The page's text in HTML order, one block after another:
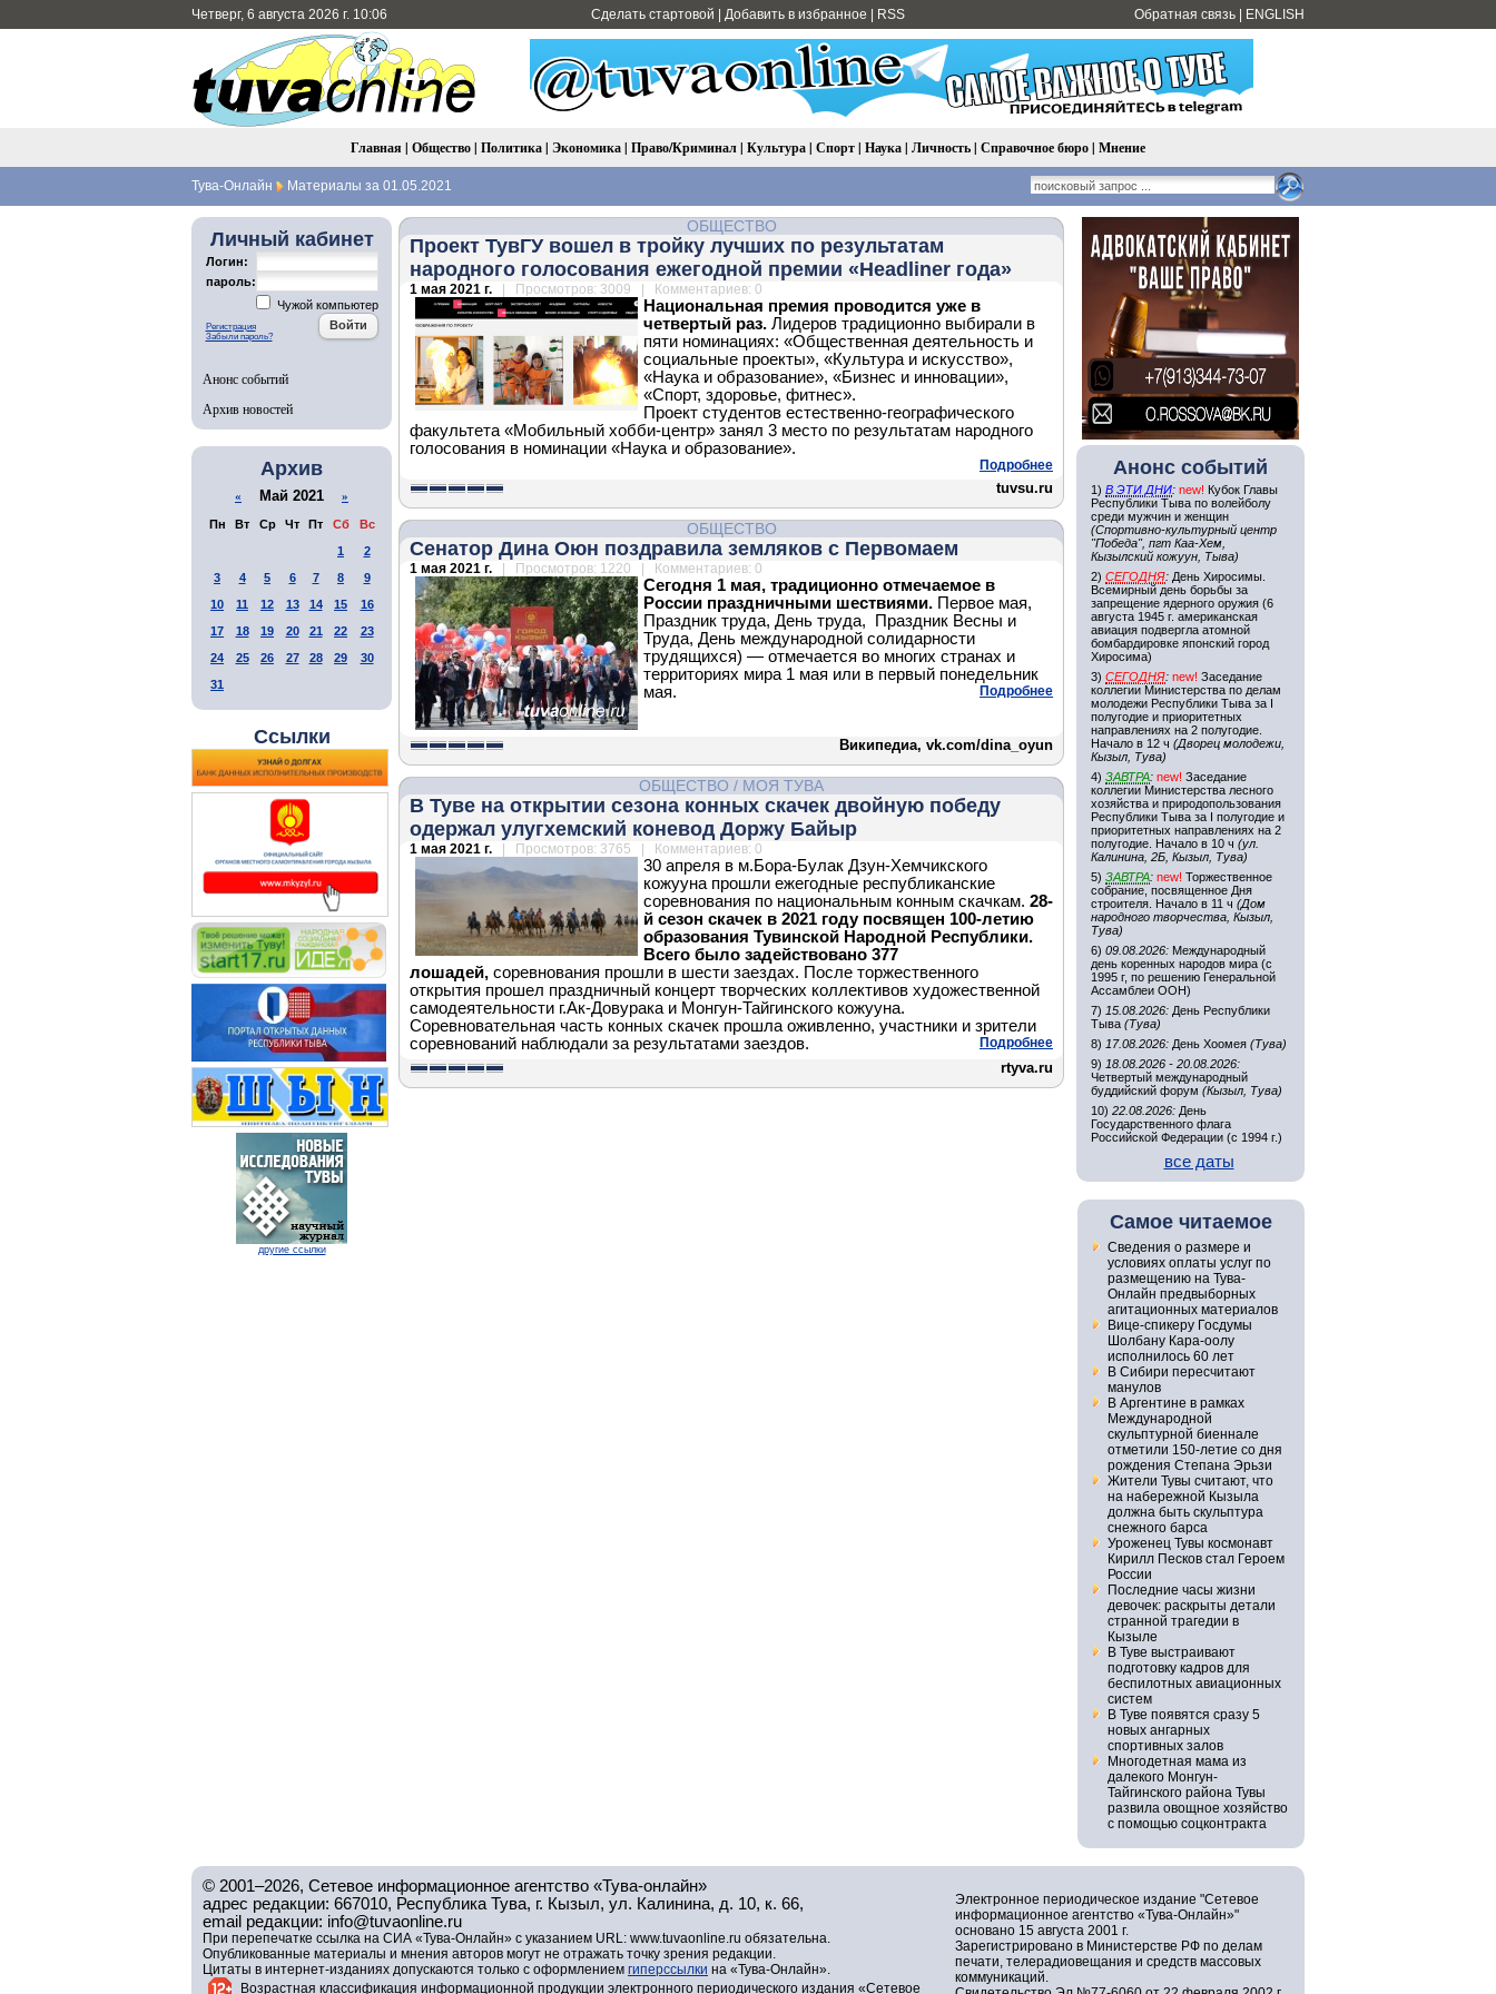
Четверг, 6 августа 2026 г. 10:06 Сделать стартовой Добавить в избранное RSS Обратная связь ENGLISH
Главная | Общество| Политика| Экономика| Право/Криминал| Культура| Спорт| Наука| Личность| Справочное бюро| Мнение
Тува-Онлайн Материалы за 01.05.2021
Личный кабинет
Логин:
пароль:
Чужой компьютер
Регистрация
Забыли пароль?
Анонс событий
Архив новостей
Архив
« Май 2021 »
Пн Вт Ср Чт Пт Сб
Вс
1
2
3
4 5 6 7 8
9
10
11 12 13 14 15
16
17
18 19 20 21 22
23
24
25 26 27 28 29
30
31
Ссылки
другие ссылки
ОБЩЕСТВО
Проект ТувГУ вошел в тройку лучших по результатам
народного голосования ежегодной премии «Headliner года»
1 мая 2021 г. | Просмотров: 3009 | Комментариев: 0
Национальная премия проводится уже в
четвертый раз. Лидеров традиционно выбирали в
пяти номинациях: «Общественная деятельность и
социальные проекты», «Культура и искусство»,
«Наука и образование», «Бизнес и инновации»,
«Спорт, здоровье, фитнес».
Проект студентов естественно-географического
факультета «Мобильный хобби-центр» занял 3 место по результатам народного
голосования в номинации «Наука и образование».
Подробнее
tuvsu.ru
ОБЩЕСТВО
Сенатор Дина Оюн поздравила земляков с Первомаем
1 мая 2021 г. | Просмотров: 1220 | Комментариев: 0
Сегодня 1 мая, традиционно отмечаемое в
России праздничными шествиями. Первое мая,
Праздник труда, День труда, Праздник Весны и
Труда, День международной солидарности
трудящихся) — отмечается во многих странах и
территориях мира 1 мая или в первый понедельник
мая.
Подробнее
Википедиа, vk.com/dina_oyun
ОБЩЕСТВО / МОЯ ТУВА
В Туве на открытии сезона конных скачек двойную победу
одержал улугхемский коневод Доржу Байыр
1 мая 2021 г. | Просмотров: 3765 | Комментариев: 0
30 апреля в м.Бора-Булак Дзун-Хемчикского
кожууна прошли ежегодные республиканские
соревнования по национальным конным скачкам. 28-
й сезон скачек в 2021 году посвящен 100-летию
образования Тувинской Народной Республики.
Всего было задействовано 377
лошадей, соревнования прошли в шести заездах. После торжественного
открытия прошел праздничный концерт творческих коллективов художественной
самодеятельности г.Ак-Довурака и Монгун-Тайгинского кожууна.
Соревновательная часть конных скачек прошла оживленно, участники и зрители
соревнований наблюдали за результатами заездов.
Подробнее
rtyva.ru
Анонс событий
1) В ЭТИ ДНИ: new! Кубок Главы
Республики Тыва по волейболу
среди мужчин и женщин
(Спортивно-культурный центр
"Победа", пгт Каа-Хем,
Кызылский кожуун, Тыва)
2) СЕГОДНЯ: День Хиросимы.
Всемирный день борьбы за
запрещение ядерного оружия (6
августа 1945 г. американская
авиация подвергла атомной
бомбардировке японский город
Хиросима)
3) СЕГОДНЯ: new! Заседание
коллегии Министерства по делам
молодежи Республики Тыва за I
полугодие и приоритетных
направлениях на 2 полугодие.
Начало в 12 ч (Дворец молодежи,
Кызыл, Тува)
4) ЗАВТРА: new! Заседание
коллегии Министерства лесного
хозяйства и природопользования
Республики Тыва за I полугодие и
приоритетных направлениях на 2
полугодие. Начало в 10 ч (ул.
Калинина, 2Б, Кызыл, Тува)
5) ЗАВТРА: new! Торжественное
собрание, посвященное Дня
строителя. Начало в 11 ч (Дом
народного творчества, Кызыл,
Тува)
6) 09.08.2026: Международный
день коренных народов мира (с
1995 г, по решению Генеральной
Ассамблеи ООН)
7) 15.08.2026: День Республики
Тыва (Тува)
8) 17.08.2026: День Хоомея (Тува)
9) 18.08.2026 - 20.08.2026:
Четвертый международный
буддийский форум (Кызыл, Тува)
10) 22.08.2026: День
Государственного флага
Российской Федерации (с 1994 г.)
все даты
Самое читаемое
Сведения о размере и
условиях оплаты услуг по
размещению на Тува-
Онлайн предвыборных
агитационных материалов
Вице-спикеру Госдумы
Шолбану Кара-оолу
исполнилось 60 лет
В Сибири пересчитают
манулов
В Аргентине в рамках
Международной
скульптурной биеннале
отметили 150-летие со дня
рождения Степана Эрьзи
Жители Тувы считают, что
на набережной Кызыла
должна быть скульптура
снежного барса
Уроженец Тувы космонавт
Кирилл Песков стал Героем
России
Последние часы жизни
девочек: раскрыты детали
странной трагедии в
Кызыле
В Туве выстраивают
подготовку кадров для
беспилотных авиационных
систем
В Туве появятся сразу 5
новых ангарных
спортивных залов
Многодетная мама из
далекого Монгун-
Тайгинского района Тувы
развила овощное хозяйство
с помощью соцконтракта
© 2001–2026, Сетевое информационное агентство «Тува-онлайн»
адрес редакции: 667010, Республика Тува, г. Кызыл, ул. Калинина, д. 10, к. 66,
email редакции: info@tuvaonline.ru
При перепечатке ссылка на СИА «Тува-Онлайн» с указанием URL: www.tuvaonline.ru обязательна.
Опубликованные материалы и мнения авторов могут не отражать точку зрения редакции.
Цитаты в интернет-изданиях допускаются только с оформлением гиперссылки на «Тува-Онлайн».
Возрастная классификация информационной продукции электронного периодического издания «Сетевое
Электронное периодическое издание "Сетевое
информационное агентство «Тува-Онлайн»"
основано 15 августа 2001 г.
Зарегистрировано в Министерстве РФ по делам
печати, телерадиовещания и средств массовых
коммуникаций.